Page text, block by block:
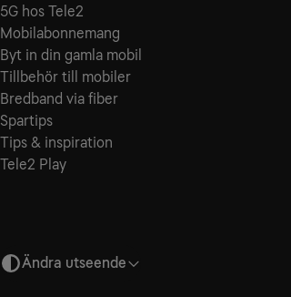
5G hos Tele2
Mobilabonnemang
Byt in din gamla mobil
Tillbehör till mobiler
Bredband via fiber
Spartips
Tips & inspiration
Tele2 Play
Ändra utseende